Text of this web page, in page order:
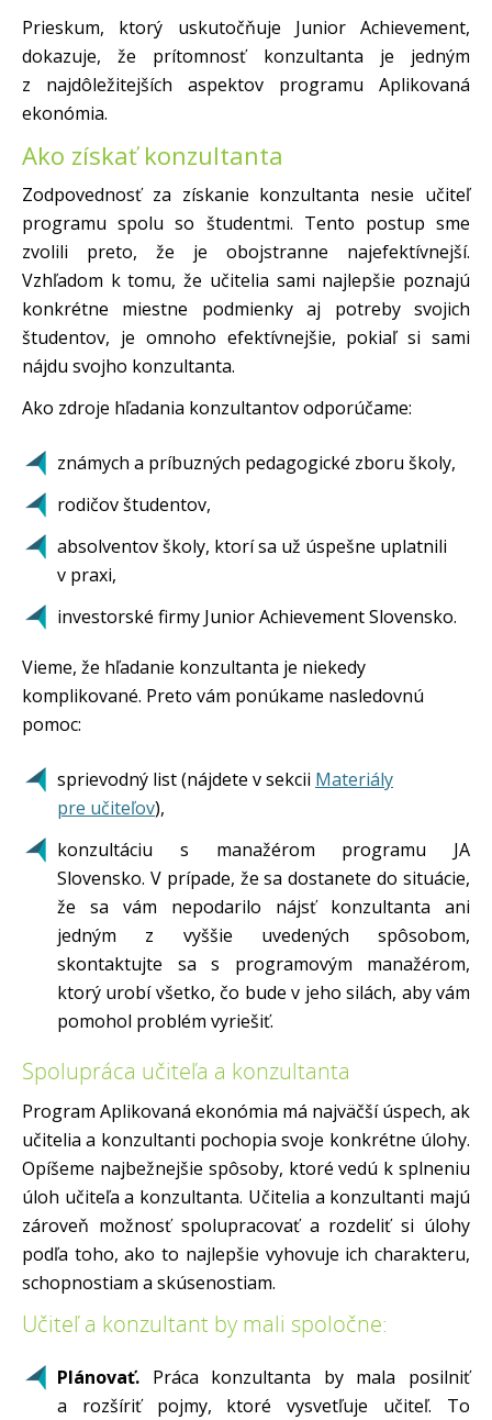
Prieskum, ktorý uskutočňuje Junior Achievement,
dokazuje, že prítomnosť konzultanta je jedným
z najdôležitejších aspektov programu Aplikovaná
ekonómia.
Ako získať konzultanta
Zodpovednosť za získanie konzultanta nesie učiteľ
programu spolu so študentmi. Tento postup sme
zvolili preto, že je obojstranne najefektívnejší.
Vzhľadom k tomu, že učitelia sami najlepšie poznajú
konkrétne miestne podmienky aj potreby svojich
študentov, je omnoho efektívnejšie, pokiaľ si sami
nájdu svojho konzultanta.
Ako zdroje hľadania konzultantov odporúčame:
známych a príbuzných pedagogické zboru školy,
rodičov študentov,
absolventov školy, ktorí sa už úspešne uplatnili
v praxi,
investorské firmy Junior Achievement Slovensko.
Vieme, že hľadanie konzultanta je niekedy
komplikované. Preto vám ponúkame nasledovnú
pomoc:
sprievodný list (nájdete v sekcii Materiály
pre učiteľov),
konzultáciu s manažérom programu JA
Slovensko. V prípade, že sa dostanete do situácie,
že sa vám nepodarilo nájsť konzultanta ani
jedným z vyššie uvedených spôsobom,
skontaktujte sa s programovým manažérom,
ktorý urobí všetko, čo bude v jeho silách, aby vám
pomohol problém vyriešiť.
Spolupráca učiteľa a konzultanta
Program Aplikovaná ekonómia má najväčší úspech, ak
učitelia a konzultanti pochopia svoje konkrétne úlohy.
Opíšeme najbežnejšie spôsoby, ktoré vedú k splneniu
úloh učiteľa a konzultanta. Učitelia a konzultanti majú
zároveň možnosť spolupracovať a rozdeliť si úlohy
podľa toho, ako to najlepšie vyhovuje ich charakteru,
schopnostiam a skúsenostiam.
Učiteľ a konzultant by mali spoločne:
Plánovať. Práca konzultanta by mala posilniť
a rozšíriť pojmy, ktoré vysvetľuje učiteľ. To